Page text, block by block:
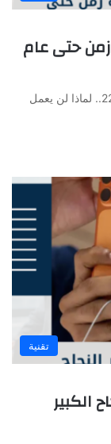
زمن حتى عام
آيفون 17 برو ماكس في كبسولة زمن حتى عام 2276.. لماذا لن يعمل
تقنية
الكبير